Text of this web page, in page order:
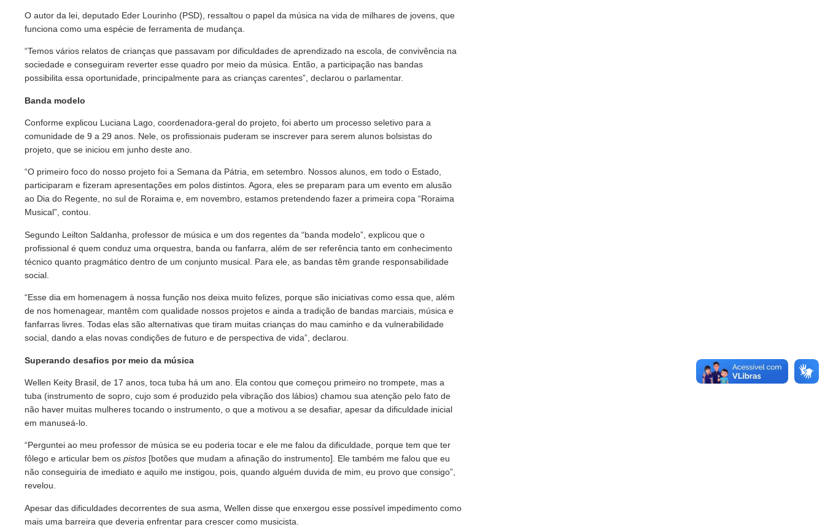
O autor da lei, deputado Eder Lourinho (PSD), ressaltou o papel da música na vida de milhares de jovens, que
funciona como uma espécie de ferramenta de mudança.
“Temos vários relatos de crianças que passavam por dificuldades de aprendizado na escola, de convivência na
sociedade e conseguiram reverter esse quadro por meio da música. Então, a participação nas bandas
possibilita essa oportunidade, principalmente para as crianças carentes”, declarou o parlamentar.
Banda modelo
Conforme explicou Luciana Lago, coordenadora-geral do projeto, foi aberto um processo seletivo para a
comunidade de 9 a 29 anos. Nele, os profissionais puderam se inscrever para serem alunos bolsistas do
projeto, que se iniciou em junho deste ano.
“O primeiro foco do nosso projeto foi a Semana da Pátria, em setembro. Nossos alunos, em todo o Estado,
participaram e fizeram apresentações em polos distintos. Agora, eles se preparam para um evento em alusão
ao Dia do Regente, no sul de Roraima e, em novembro, estamos pretendendo fazer a primeira copa “Roraima
Musical”, contou.
Segundo Leilton Saldanha, professor de música e um dos regentes da “banda modelo”, explicou que o
profissional é quem conduz uma orquestra, banda ou fanfarra, além de ser referência tanto em conhecimento
técnico quanto pragmático dentro de um conjunto musical. Para ele, as bandas têm grande responsabilidade
social.
“Esse dia em homenagem à nossa função nos deixa muito felizes, porque são iniciativas como essa que, além
de nos homenagear, mantêm com qualidade nossos projetos e ainda a tradição de bandas marciais, música e
fanfarras livres. Todas elas são alternativas que tiram muitas crianças do mau caminho e da vulnerabilidade
social, dando a elas novas condições de futuro e de perspectiva de vida”, declarou.
Superando desafios por meio da música
Wellen Keity Brasil, de 17 anos, toca tuba há um ano. Ela contou que começou primeiro no trompete, mas a
tuba (instrumento de sopro, cujo som é produzido pela vibração dos lábios) chamou sua atenção pelo fato de
não haver muitas mulheres tocando o instrumento, o que a motivou a se desafiar, apesar da dificuldade inicial
em manuseá-lo.
“Perguntei ao meu professor de música se eu poderia tocar e ele me falou da dificuldade, porque tem que ter
fôlego e articular bem os pistos [botões que mudam a afinação do instrumento]. Ele também me falou que eu
não conseguiria de imediato e aquilo me instigou, pois, quando alguém duvida de mim, eu provo que consigo”,
revelou.
Apesar das dificuldades decorrentes de sua asma, Wellen disse que enxergou esse possível impedimento como
mais uma barreira que deveria enfrentar para crescer como musicista.